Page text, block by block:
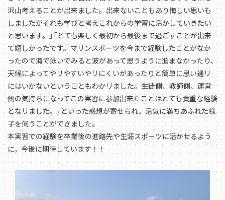
沢山考えることが出来ました。出来ないこともあり悔しい思いも
しましたがそれも学びと考えこれからの学習に活かしていきたい
と思います。」「とても楽しく最初から最後まで過ごすことが出来
て嬉しかったです。マリンスポーツを今まで経験したことがなか
ったので海で泳いでみると波があって思うように進まなかったり、
天候によってやリやすいやリにくいがあったりと簡単に思い通リ
にはいかないということもわかリました。生徒側、教師側、運営
側の気持ちになってこの実習に参加出来たことはとても貴重な経験
となリました。」といった感想が寄せられ，活気に満ちあふれた様
子を伺うことができました。
本実習での経験を卒業後の進路先や生涯スポーツに活かせるよう
に，今後に期待しています！！